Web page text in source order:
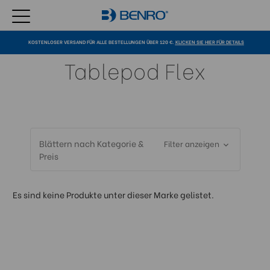
KOSTENLOSER VERSAND FÜR ALLE BESTELLUNGEN ÜBER 120 €. KLICKEN SIE HIER FÜR DETAILS
Tablepod Flex
Blättern nach Kategorie &
Preis
Filter anzeigen
Es sind keine Produkte unter dieser Marke gelistet.